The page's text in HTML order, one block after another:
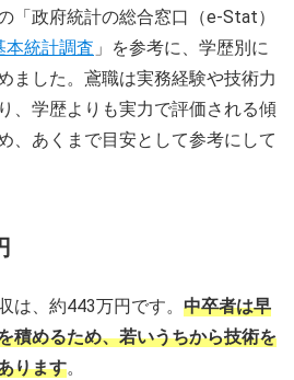
「政府統計の総合窓口（e-Stat）
本統計調査 」を参考に、学歴別に
ました。鳶職は実務経験や技術力
、学歴よりも実力で評価される傾
、あくまで目安として参考にして
は、約443万円です。 中卒者は早
積めるため、若いうちから技術を
ります。